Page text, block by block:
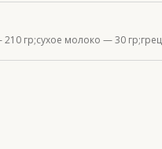
гр;сухое молоко — 30